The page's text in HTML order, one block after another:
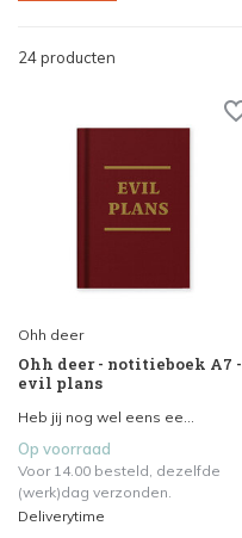
24 producten
Ohh deer
Ohh deer - notitieboek A7 -
evil plans
Heb jij nog wel eens ee...
Op voorraad
Voor 14.00 besteld, dezelfde
(werk)dag verzonden.
Deliverytime